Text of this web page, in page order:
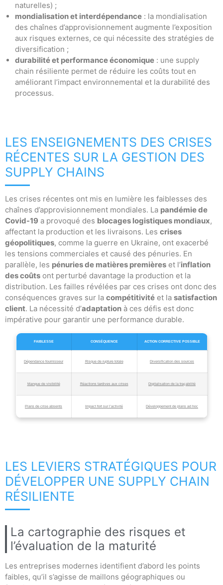
naturelles) ;
mondialisation et interdépendance : la mondialisation
des chaînes d’approvisionnement augmente l’exposition
aux risques externes, ce qui nécessite des stratégies de
diversification ;
durabilité et performance économique : une supply
chain résiliente permet de réduire les coûts tout en
améliorant l’impact environnemental et la durabilité des
processus.
LES ENSEIGNEMENTS DES CRISES
RÉCENTES SUR LA GESTION DES
SUPPLY CHAINS
Les crises récentes ont mis en lumière les faiblesses des
chaînes d’approvisionnement mondiales. La pandémie de
Covid-19 a provoqué des blocages logistiques mondiaux,
affectant la production et les livraisons. Les crises
géopolitiques, comme la guerre en Ukraine, ont exacerbé
les tensions commerciales et causé des pénuries. En
parallèle, les pénuries de matières premières et l’inflation
des coûts ont perturbé davantage la production et la
distribution. Les failles révélées par ces crises ont donc des
conséquences graves sur la compétitivité et la satisfaction
client. La nécessité d’adaptation à ces défis est donc
impérative pour garantir une performance durable.
FAIBLESSE CONSÉQUENCE ACTION CORRECTIVE POSSIBLE
Dépendance fournisseur Risque de rupture totale Diversification des sources
Manque de visibilité Réactions tardives aux crises Digitalisation de la traçabilité
Plans de crise absents Impact fort sur l’activité Développement de plans ad hoc
LES LEVIERS STRATÉGIQUES POUR
DÉVELOPPER UNE SUPPLY CHAIN
RÉSILIENTE
La cartographie des risques et
l’évaluation de la maturité
Les entreprises modernes identifient d’abord les points
faibles, qu’il s’agisse de maillons géographiques ou